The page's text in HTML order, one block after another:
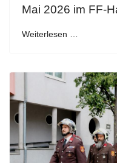
Mai 2026 im FF-
Weiterlesen …